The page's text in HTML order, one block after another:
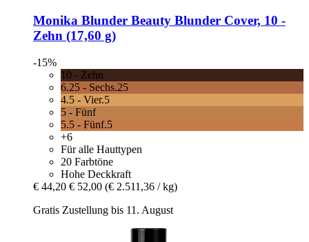
Monika Blunder Beauty Blunder Cover, 10 -​
Zehn (17,60 g)
-15%
10 - Zehn
6.25 - Sechs.25
4.5 - Vier.5
5 - Fünf
5.5 - Fünf.5
+6
Für alle Hauttypen
20 Farbtöne
Hohe Deckkraft
€ 44,20 € 52,00 (€ 2.511,36 / kg)
Gratis Zustellung bis 11. August